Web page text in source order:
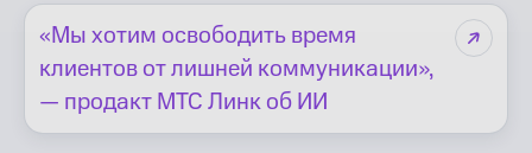
«Мы хотим освободить время
клиентов от лишней коммуникации»,
— продакт МТС Линк об ИИ